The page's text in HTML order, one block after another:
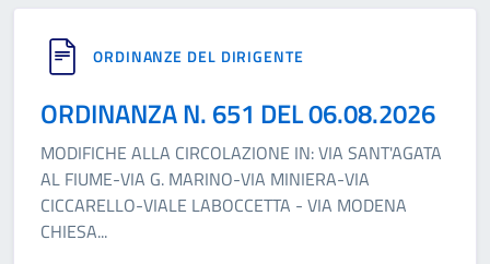
ORDINANZE DEL DIRIGENTE
ORDINANZA N. 651 DEL 06.08.2026
MODIFICHE ALLA CIRCOLAZIONE IN: VIA SANT'AGATA
AL FIUME-VIA G. MARINO-VIA MINIERA-VIA
CICCARELLO-VIALE LABOCCETTA - VIA MODENA
CHIESA...